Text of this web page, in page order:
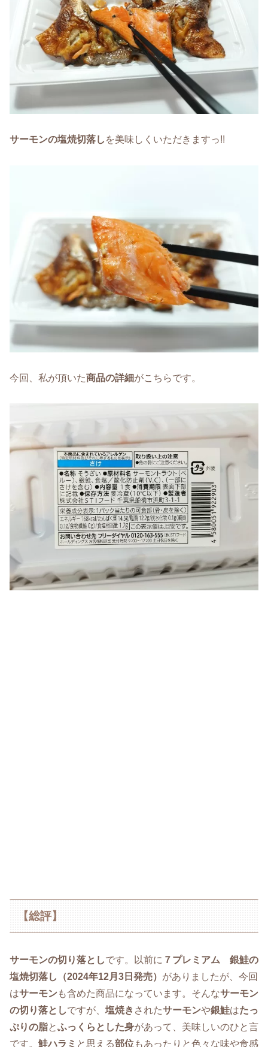
サーモンの塩焼切落し を美味しくいただきますっ!!
今回、私が頂いた商品の詳細がこちらです。
【総評】
サーモンの切り落としです。以前に ７プレミアム 銀鮭の
塩焼切落し（2024年12月3日発売） がありましたが、今回
はサーモンも含めた商品になっています。そんなサーモン
の切り落としですが、 塩焼き されたサーモンや銀鮭はたっ
ぷりの脂とふっくらとした身があって、美味しいのひと言
です。 鮭ハラミ と思える部位もあったりと色々な味や食感